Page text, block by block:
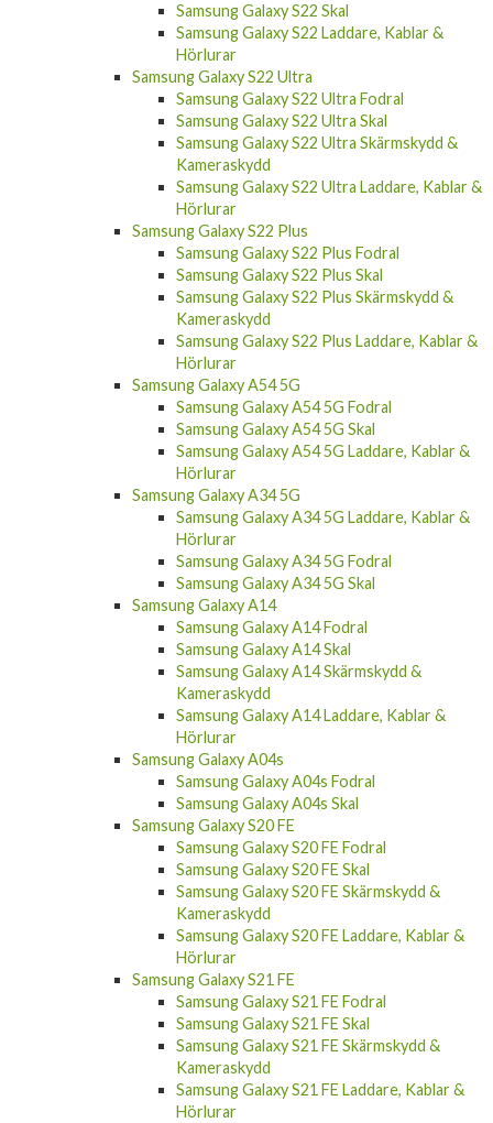
Samsung Galaxy S22 Skal
Samsung Galaxy S22 Laddare, Kablar &
Hörlurar
Samsung Galaxy S22 Ultra
Samsung Galaxy S22 Ultra Fodral
Samsung Galaxy S22 Ultra Skal
Samsung Galaxy S22 Ultra Skärmskydd &
Kameraskydd
Samsung Galaxy S22 Ultra Laddare, Kablar &
Hörlurar
Samsung Galaxy S22 Plus
Samsung Galaxy S22 Plus Fodral
Samsung Galaxy S22 Plus Skal
Samsung Galaxy S22 Plus Skärmskydd &
Kameraskydd
Samsung Galaxy S22 Plus Laddare, Kablar &
Hörlurar
Samsung Galaxy A54 5G
Samsung Galaxy A54 5G Fodral
Samsung Galaxy A54 5G Skal
Samsung Galaxy A54 5G Laddare, Kablar &
Hörlurar
Samsung Galaxy A34 5G
Samsung Galaxy A34 5G Laddare, Kablar &
Hörlurar
Samsung Galaxy A34 5G Fodral
Samsung Galaxy A34 5G Skal
Samsung Galaxy A14
Samsung Galaxy A14 Fodral
Samsung Galaxy A14 Skal
Samsung Galaxy A14 Skärmskydd &
Kameraskydd
Samsung Galaxy A14 Laddare, Kablar &
Hörlurar
Samsung Galaxy A04s
Samsung Galaxy A04s Fodral
Samsung Galaxy A04s Skal
Samsung Galaxy S20 FE
Samsung Galaxy S20 FE Fodral
Samsung Galaxy S20 FE Skal
Samsung Galaxy S20 FE Skärmskydd &
Kameraskydd
Samsung Galaxy S20 FE Laddare, Kablar &
Hörlurar
Samsung Galaxy S21 FE
Samsung Galaxy S21 FE Fodral
Samsung Galaxy S21 FE Skal
Samsung Galaxy S21 FE Skärmskydd &
Kameraskydd
Samsung Galaxy S21 FE Laddare, Kablar &
Hörlurar